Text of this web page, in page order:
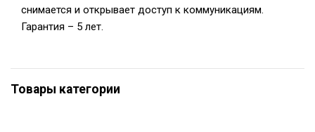
снимается и открывает доступ к коммуникациям.
Гарантия – 5 лет.
Товары категории